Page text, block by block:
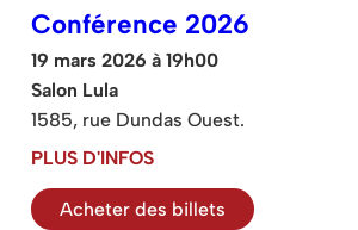
Conférence 2026
19 mars 2026 à 19h00
Salon Lula
1585, rue Dundas Ouest.
PLUS D'INFOS
Acheter des billets